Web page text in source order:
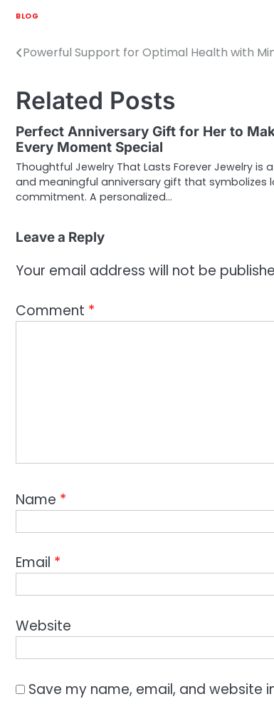
BLOG
Post
Powerful Support for Optimal Health with
Related Posts
Perfect Anniversary Gift for Her to
Every Moment Special
Thoughtful Jewelry That Lasts Forever Jewelry is
and meaningful anniversary gift that symbolizes
commitment. A personalized…
Leave a Reply
Your email address will not be
Comment *
Name *
Email *
Website
Save my name, email, and website